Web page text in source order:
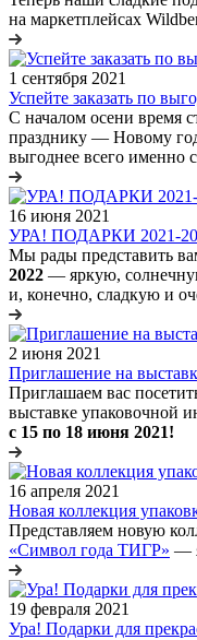
на маркетплейсах
1 сентября 2021
Успейте заказать по
С началом осени время
празднику — Новому
выгоднее всего именно
16 июня 2021
УРА! ПОДАРКИ 2021-
Мы рады представить
2022 — яркую,
и, конечно, сладкую и
2 июня 2021
Приглашение на
Приглашаем вас
выставке упаковочной
с 15 по 18 июня 2021!
16 апреля 2021
Новая коллекция
Представляем новую
«Символ года ТИГР» —
19 февраля 2021
Ура! Подарки для